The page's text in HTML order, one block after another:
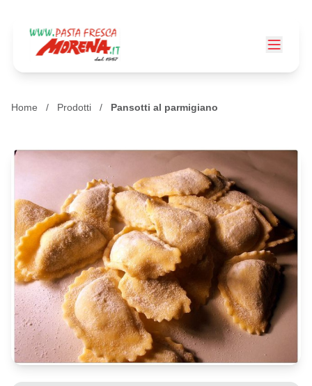
Home / Prodotti / Pansotti al parmigiano